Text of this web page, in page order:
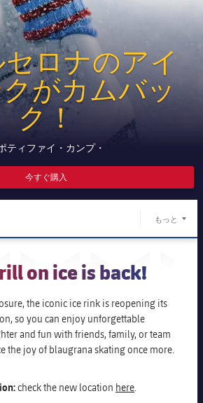
デミー
セロナのアイ
がカムバッ
ク！
ティファイ・カンプ・
今すぐ購入
もっと
discount
on ice is back!
the iconic ice rink is reopening its
so you can enjoy unforgettable
and fun with friends, family, or team
the joy of blaugrana skating once more.
check the new location here